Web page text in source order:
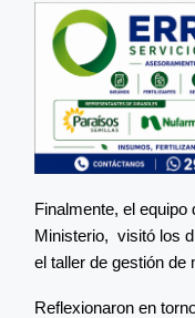
Finalmente, el equipo
Ministerio, visitó los
el taller de gestión de
Reflexionaron en